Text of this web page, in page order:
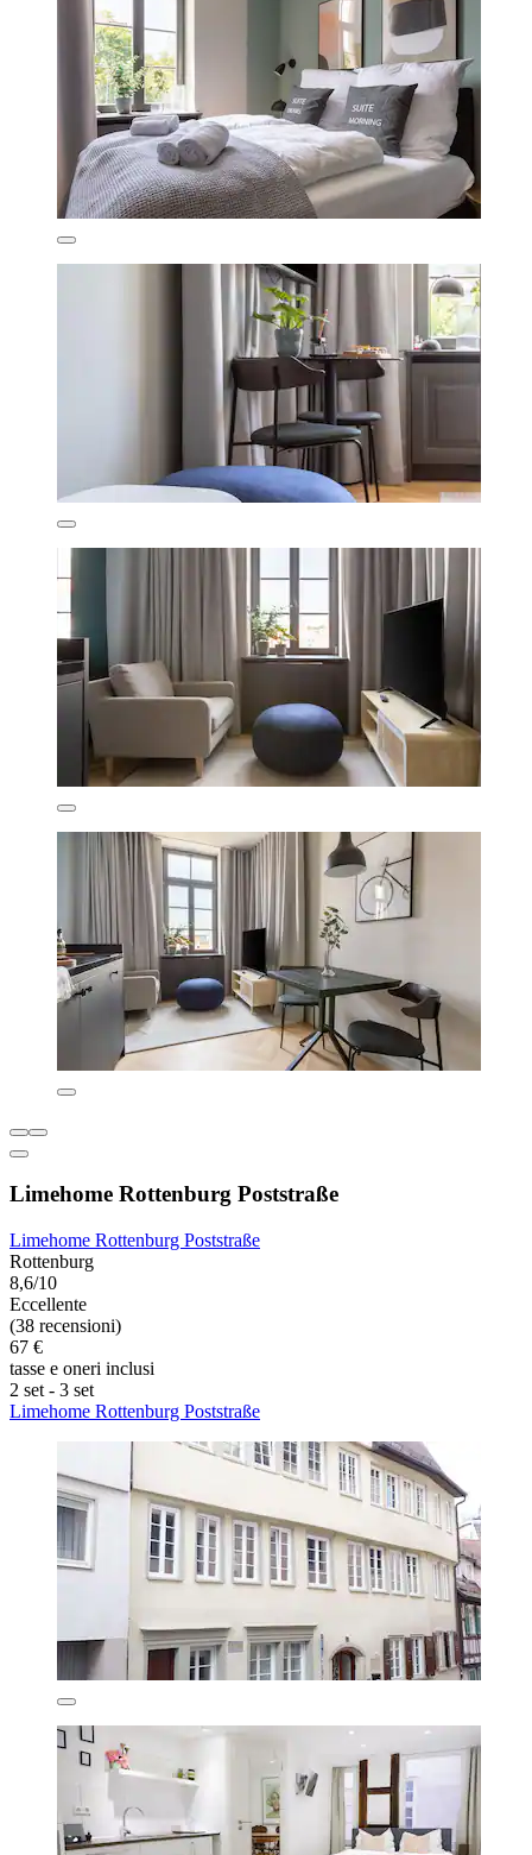
Limehome Rottenburg Poststraße
Limehome Rottenburg Poststraße
Rottenburg
8,6/10
Eccellente
(38 recensioni)
67 €
tasse e oneri inclusi
2 set - 3 set
Limehome Rottenburg Poststraße